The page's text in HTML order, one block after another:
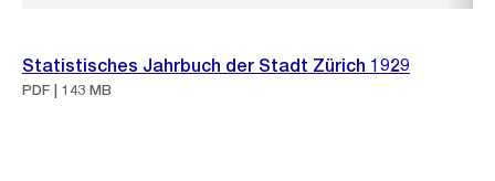
Statistisches Jahrbuch der Stadt Zürich 1929
PDF | 143 MB